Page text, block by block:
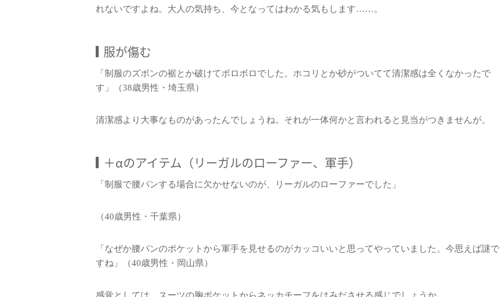
れないですよね。大人の気持ち、今となってはわかる気もします……。
服が傷む
「制服のズボンの裾とか破けてボロボロでした。ホコリとか砂がついてて清潔感は全くなかったで
す」（38歳男性・埼玉県）
清潔感より大事なものがあったんでしょうね。それが一体何かと言われると見当がつきませんが。
＋αのアイテム（リーガルのローファー、軍手）
「制服で腰パンする場合に欠かせないのが、リーガルのローファーでした」
（40歳男性・千葉県）
「なぜか腰パンのポケットから軍手を見せるのがカッコいいと思ってやっていました。今思えば謎で
すね」（40歳男性・岡山県）